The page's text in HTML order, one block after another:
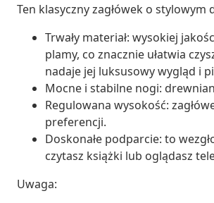
Ten klasyczny zagłówek o stylowym
Trwały materiał: wysokiej
plamy, co znacznie ułatwia
nadaje jej luksusowy wygląd i
Mocne i stabilne nogi:
Regulowana wysokość:
preferencji.
Doskonałe podparcie: to
czytasz książki lub oglądasz
Uwaga: